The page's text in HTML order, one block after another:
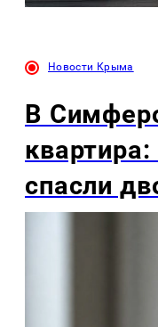
Новости Крыма
В
спасли